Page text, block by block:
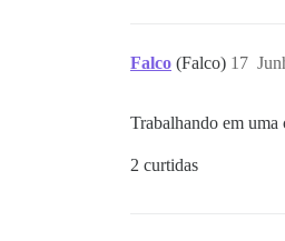
Falco (Falco) 17
Trabalhando em
2 curtidas